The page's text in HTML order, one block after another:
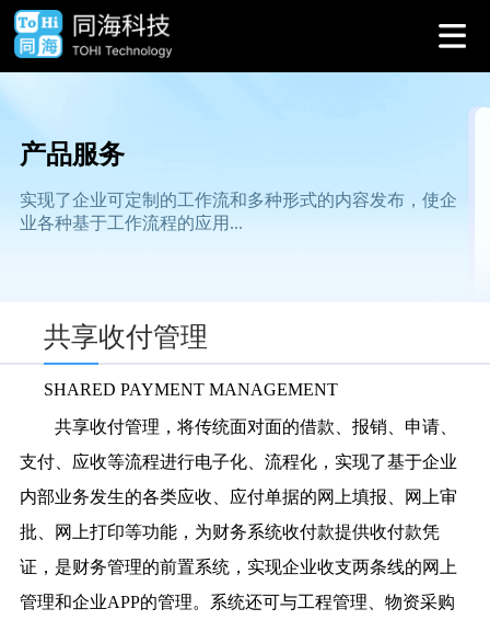
产品服务
实现了企业可定制的工作流和多种形式的内容发布，使企
业各种基于工作流程的应用...
共享收付管理
SHARED PAYMENT MANAGEMENT
共享收付管理，将传统面对面的借款、报销、申请、
支付、应收等流程进行电子化、流程化，实现了基于企业
内部业务发生的各类应收、应付单据的网上填报、网上审
批、网上打印等功能，为财务系统收付款提供收付款凭
证，是财务管理的前置系统，实现企业收支两条线的网上
管理和企业APP的管理。系统还可与工程管理、物资采购